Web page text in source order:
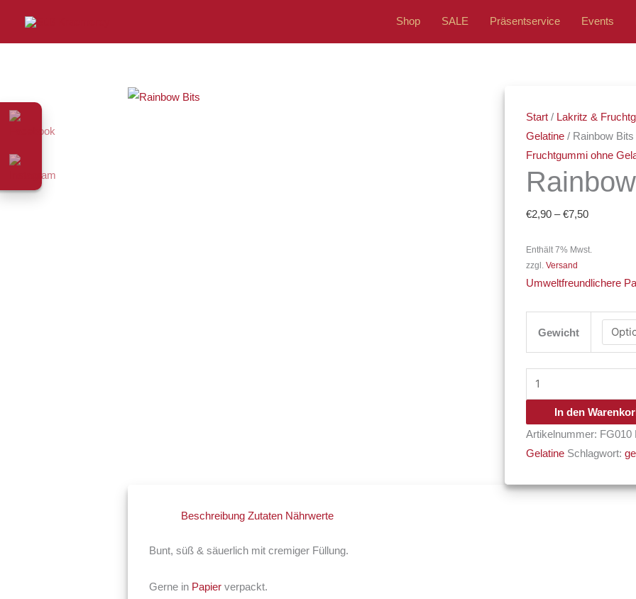
Shop SALE Präsentservice Events
Start / Lakritz &
Gelatine / Rainbow Bits
Fruchtgummi ohne
€2,90 –€7,50
€2,90
bis
€7,50
Enthält 7% Mwst.
zzgl.Versand
Umweltfreundlichere
Gewicht
Bits
Menge
In den
Artikelnummer: FG010
Gelatine Schlagwort:
Beschreibung Zutaten Nährwerte
Bunt, süß & säuerlich mit cremiger Füllung.
Gerne in Papierverpackt.